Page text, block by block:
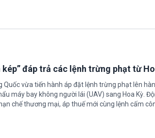
đáp trả các lệnh trừng phạt từ
Quốc vừa tiến hành áp đặt lệnh trừng phạt lên
máy bay không người lái (UAV) sang Hoa Kỳ.
chế thương mại, áp thuế mới cùng lệnh cấm